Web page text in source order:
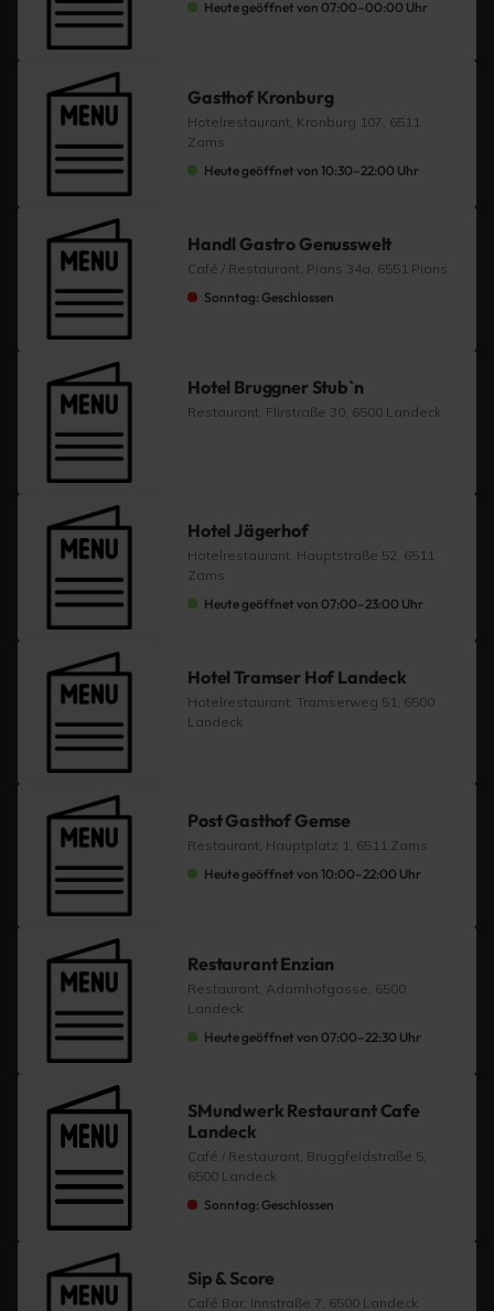
Heute geöffnet von 07:00–00:00 Uhr
Gasthof Kronburg
Hotelrestaurant, Kronburg 107, 6511
Zams
Heute geöffnet von 10:30–22:00 Uhr
Handl Gastro Genusswelt
Café / Restaurant, Pians 34a, 6551 Pians
Sonntag: Geschlossen
Hotel Bruggner Stub`n
Restaurant, Flirstraße 30, 6500 Landeck
Hotel Jägerhof
Hotelrestaurant, Hauptstraße 52, 6511
Zams
Heute geöffnet von 07:00–23:00 Uhr
Hotel Tramser Hof Landeck
Hotelrestaurant, Tramserweg 51, 6500
Landeck
Post Gasthof Gemse
Restaurant, Hauptplatz 1, 6511 Zams
Heute geöffnet von 10:00–22:00 Uhr
Restaurant Enzian
Restaurant, Adamhofgasse, 6500
Landeck
Heute geöffnet von 07:00–22:30 Uhr
SMundwerk Restaurant Cafe
Landeck
Café / Restaurant, Bruggfeldstraße 5,
6500 Landeck
Sonntag: Geschlossen
Sip & Score
Café Bar, Innstraße 7, 6500 Landeck